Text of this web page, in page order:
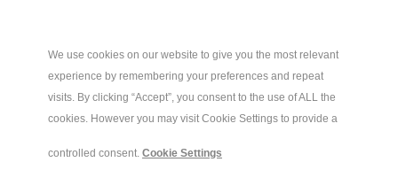
We use cookies on our website to give you the most relevant
experience by remembering your preferences and repeat
visits. By clicking “Accept”, you consent to the use of ALL the
cookies. However you may visit Cookie Settings to provide a
controlled consent. Cookie Settings